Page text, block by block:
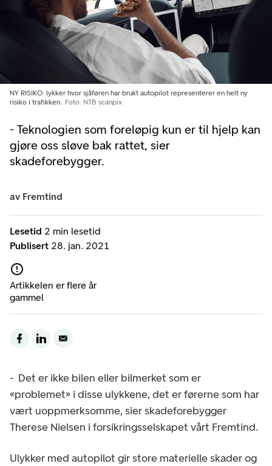
- Teknologien som foreløpig kun er til hjelp kan
gjøre oss sløve bak rattet, sier
skadeforebygger.
NY RISIKO: lykker hvor sjåføren har brukt autopilot representerer en helt ny
risiko i trafikken.
Foto: NTB scanpix
Lesetid 2 min lesetid
Publisert 28. jan. 2021
Artikkelen er flere år
gammel
av Fremtind
- Det er ikke bilen eller bilmerket som er
«problemet» i disse ulykkene, det er førerne som har
vært uoppmerksomme, sier skadeforebygger
Therese Nielsen i forsikringsselskapet vårt Fremtind.
Ulykker med autopilot gir store materielle skader og